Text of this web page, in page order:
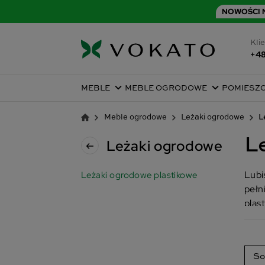
NOWOŚCI
MEBLE MEBLE OGRODOWE
Meble ogrodowe Leżaki ogrodowe
Leżaki ogrodowe
Leżaki ogrodowe plastikowe